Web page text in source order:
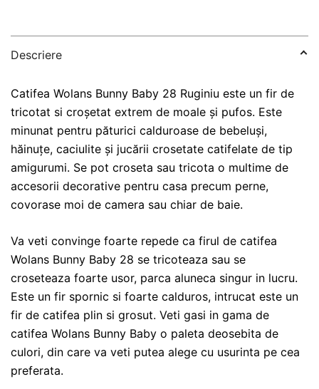
Descriere
Catifea Wolans Bunny Baby 28 Ruginiu este un fir de
tricotat si croșetat extrem de moale și pufos. Este
minunat pentru păturici calduroase de bebeluși,
hăinuțe, caciulite și jucării crosetate catifelate de tip
amigurumi. Se pot croseta sau tricota o multime de
accesorii decorative pentru casa precum perne,
covorase moi de camera sau chiar de baie.
Va veti convinge foarte repede ca firul de catifea
Wolans Bunny Baby 28 se tricoteaza sau se
croseteaza foarte usor, parca aluneca singur in lucru.
Este un fir spornic si foarte calduros, intrucat este un
fir de catifea plin si grosut. Veti gasi in gama de
catifea Wolans Bunny Baby o paleta deosebita de
culori, din care va veti putea alege cu usurinta pe cea
preferata.